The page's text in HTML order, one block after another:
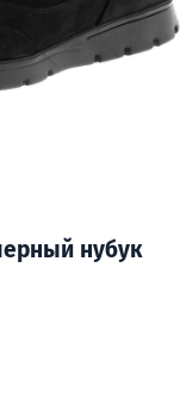
нубук